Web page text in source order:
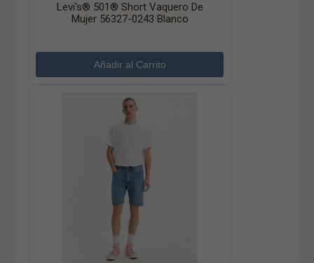
Levi's® 501® Short Vaquero De
Mujer 56327-0243 Blanco